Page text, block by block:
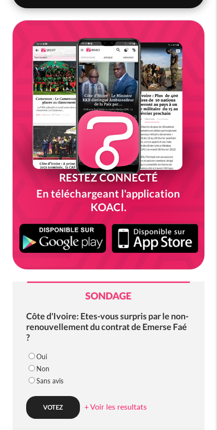
RESTEZ CONNECTÉ
En téléchargeant l'application
KOACI.
SONDAGE
Côte d'Ivoire: Etes-vous surpris par le non-
renouvellement du contrat de Emerse Faé
?
Oui
Non
Sans avis
+ Voir les resultats